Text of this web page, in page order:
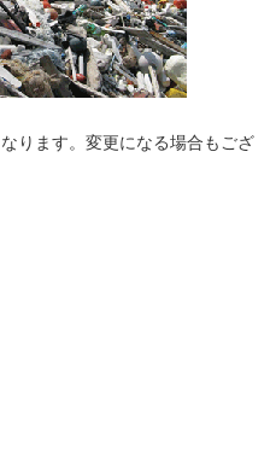
ります。変更になる場合もござ